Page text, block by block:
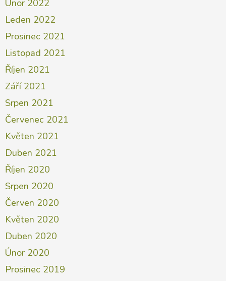
Únor 2022
Leden 2022
Prosinec 2021
Listopad 2021
Říjen 2021
Září 2021
Srpen 2021
Červenec 2021
Květen 2021
Duben 2021
Říjen 2020
Srpen 2020
Červen 2020
Květen 2020
Duben 2020
Únor 2020
Prosinec 2019